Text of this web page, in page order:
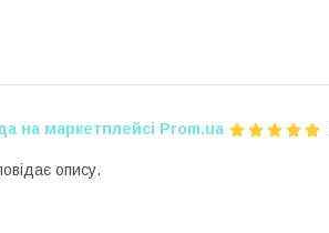
на маркетплейсі Prom.ua
опису.